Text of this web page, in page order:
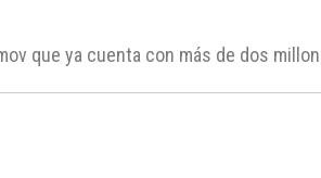
que ya cuenta con más de dos